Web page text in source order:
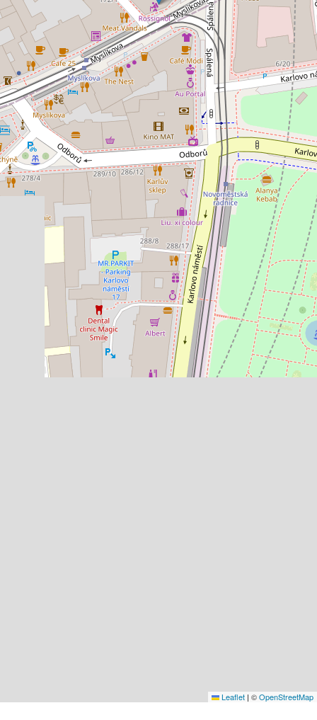
Leaflet | ©OpenStreetMap